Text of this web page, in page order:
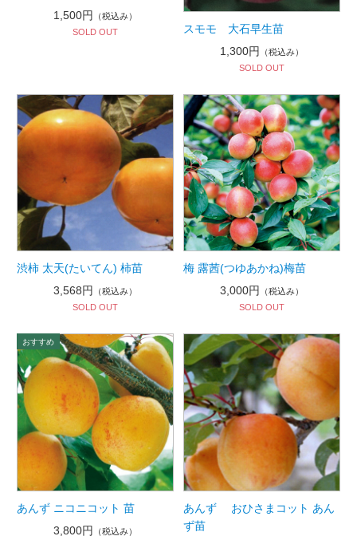
1,500円
（税込み）
SOLD OUT
スモモ 大石早生苗
1,300円
（税込み）
SOLD OUT
渋柿 太天(たいてん) 柿苗
3,568円
（税込み）
SOLD OUT
梅 露茜(つゆあかね)梅苗
3,000円
（税込み）
SOLD OUT
あんず ニコニコット 苗
3,800円 （税込み）
あんず おひさまコット あん
ず苗